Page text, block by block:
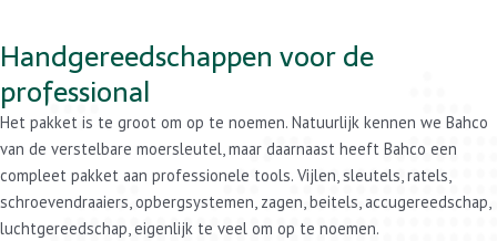
Handgereedschappen voor de
professional
Het pakket is te groot om op te noemen. Natuurlijk kennen we Bahco
van de verstelbare moersleutel, maar daarnaast heeft Bahco een
compleet pakket aan professionele tools. Vijlen, sleutels, ratels,
schroevendraaiers, opbergsystemen, zagen, beitels, accugereedschap,
luchtgereedschap, eigenlijk te veel om op te noemen.